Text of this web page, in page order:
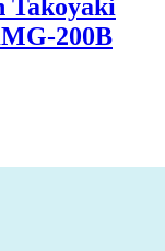
Takoyaki
200B